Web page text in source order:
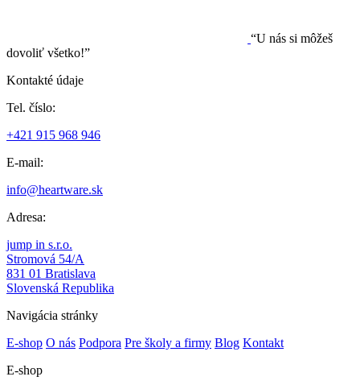
“U nás si môžeš
dovoliť všetko!”
Kontakté údaje
Tel. číslo:
+421 915 968 946
E-mail:
info@heartware.sk
Adresa:
jump in s.r.o.
Stromová 54/A
831 01 Bratislava
Slovenská Republika
Navigácia stránky
E-shop O nás Podpora Pre školy a firmy Blog Kontakt
E-shop